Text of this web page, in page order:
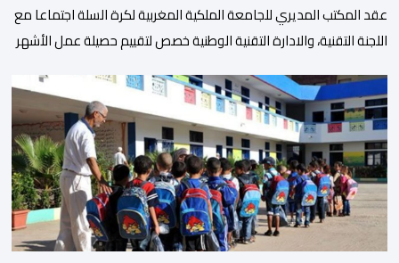
عقد المكتب المديري للجامعة الملكية المغربية لكرة السلة اجتماعا مع
اللجنة التقنية، والادارة التقنية الوطنية خصص لتقييم حصيلة عمل الأشهر
المنتخبات الوطنية خلال الفترة الأخيرة. وشهد الاجتماع تقديم عرض
مفصل حول مشاركة المنتخبين الوطنيين لأقل من 18 سنة، إناثا وذكورا،
من طرف اللجنة التقنية التي واكبت كل […]